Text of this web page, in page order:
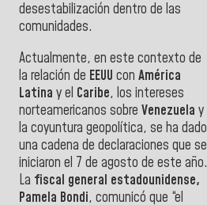
desestabilización dentro de las
comunidades.
Actualmente, en este contexto de
la relación de EEUU con América
Latina y el Caribe, los intereses
norteamericanos sobre Venezuela y
la coyuntura geopolítica, se ha dado
una cadena de declaraciones que se
iniciaron el 7 de agosto de este año.
La fiscal general estadounidense,
Pamela Bondi, comunicó que “el